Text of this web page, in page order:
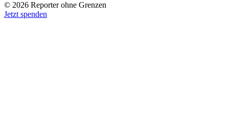
© 2026 Reporter ohne Grenzen
Jetzt spenden